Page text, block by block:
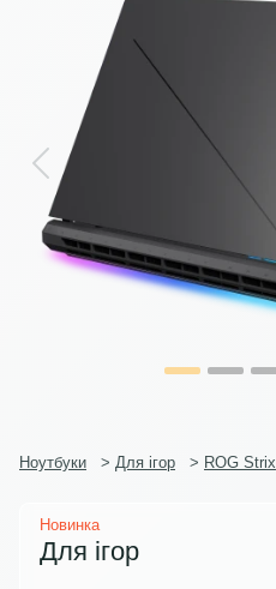
Previous
Ноутбуки > Для ігор > ROG Strix
Новинка
Для ігор